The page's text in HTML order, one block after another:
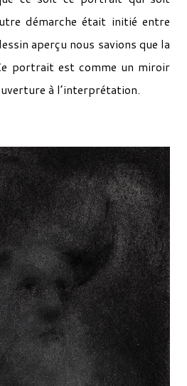
démarche était initié entre
aperçu nous savions que la
portrait est comme un miroir
à l’interprétation.